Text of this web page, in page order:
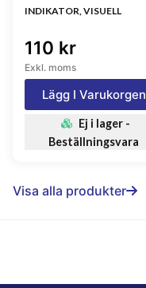
INDIKATOR, VISUELL
110 kr
Exkl. moms
Lägg I Varukorgen
Ej i lager -
Beställningsvara
Visa alla produkter